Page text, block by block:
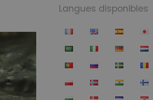
Langues disponibles